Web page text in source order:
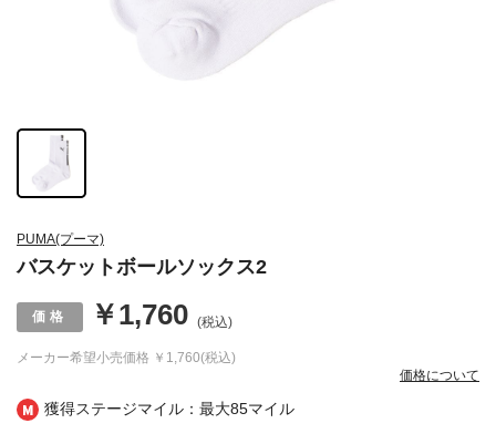
獲得ステージマイル：最大85マイル
PUMA(プーマ)
バスケットボールソックス2
メーカー希望小売価格 ￥1,760(税込)
￥1,760 (税込)
価格について